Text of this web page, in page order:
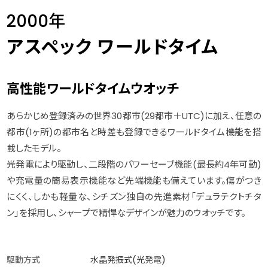
2000年
アスペック ワールドタイム
高性能ワールドタイムウオッチ
あらかじめ登録済みの世界30都市(29都市＋UTC)に加え、任意の
都市(1ヶ所)の都市名と時差も登録できるワールドタイム機能を搭
載したモデル。
光発電により駆動し、二段階のパワーセーブ機能(最長約4年可動)
や充電量の簡易表示機能など先端機能も備えています。傷がつき
にくく、しかも軽量な、シチズン独自の先進素材「デュラテクトチタ
ン」を採用し、シャープで精悍なデザインが魅力のウオッチです。
駆動方式 水晶発振式(光発電)